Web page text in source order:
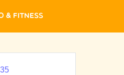
& Fitness